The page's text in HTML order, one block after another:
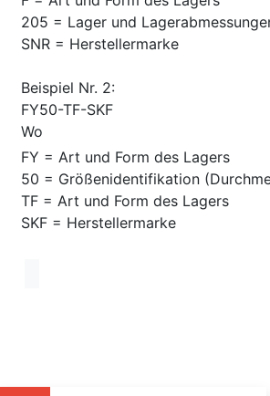
205 = Lager und
SNR = Herstellermarke
Beispiel Nr. 2:
FY50-TF-SKF
Wo
FY = Art und Form des Lagers
50 = Größenidentifikation
TF = Art und Form des Lagers
SKF = Herstellermarke